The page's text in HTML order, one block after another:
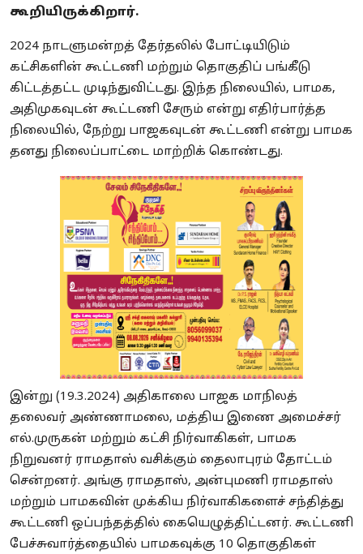
கூறியிருக்கிறார்.
2024 நாடளுமன்றத் தேர்தலில் போட்டியிடும்
கட்சிகளின் கூட்டணி மற்றும் தொகுதிப் பங்கீடு
கிட்டத்தட்ட முடிந்துவிட்டது. இந்த நிலையில், பாமக,
அதிமுகவுடன் கூட்டணி சேரும் என்று எதிர்பார்த்த
நிலையில், நேற்று பாஜகவுடன் கூட்டணி என்று பாமக
தனது நிலைப்பாட்டை மாற்றிக் கொண்டது.
இன்று (19.3.2024) அதிகாலை பாஜக மாநிலத்
தலைவர் அண்ணாமலை, மத்திய இணை அமைச்சர்
எல்.முருகன் மற்றும் கட்சி நிர்வாகிகள், பாமக
நிறுவனர் ராமதாஸ் வசிக்கும் தைலாபுரம் தோட்டம்
சென்றனர். அங்கு ராமதாஸ், அன்புமணி ராமதாஸ்
மற்றும் பாமகவின் முக்கிய நிர்வாகிகளைச் சந்தித்து
கூட்டணி ஒப்பந்தத்தில் கையெழுத்திட்டனர். கூட்டணி
பேச்சுவார்த்தையில் பாமகவுக்கு 10 தொகுதிகள்